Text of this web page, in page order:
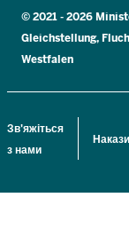
Зв'яжіться
з нами
Накази
© 2021 - 2026
Gleichstellung,
Westfalen